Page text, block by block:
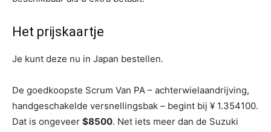
Het prijskaartje
Je kunt deze nu in Japan bestellen.
De goedkoopste Scrum Van PA – achterwielaandrijving,
handgeschakelde versnellingsbak – begint bij ¥ 1.354100.
Dat is ongeveer $8500. Net iets meer dan de Suzuki